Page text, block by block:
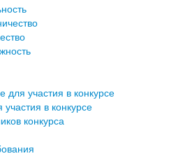
участия в конкурсе
в конкурсе
конкурса